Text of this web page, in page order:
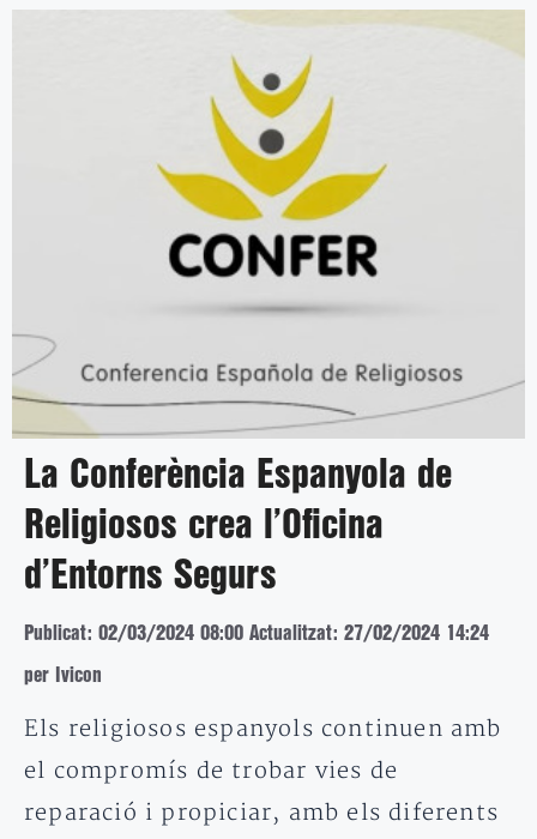
La Conferència Espanyola de
Religiosos crea l’Oficina
d’Entorns Segurs
Publicat: 02/03/2024 08:00 Actualitzat: 27/02/2024 14:24
per Ivicon
Els religiosos espanyols continuen amb
el compromís de trobar vies de
reparació i propiciar, amb els diferents